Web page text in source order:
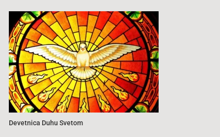
Devetnica Duhu Svetom